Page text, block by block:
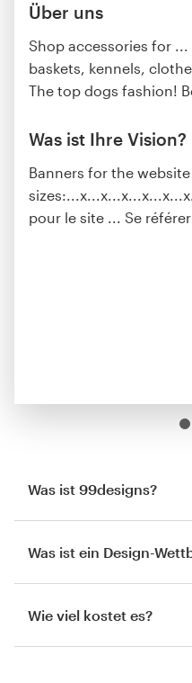
Über uns
Shop accessories for ...
baskets, kennels,
The top dogs fashion!
Was ist Ihre Vision?
Banners for the
pour le site ... Se
Was ist 99designs?
Was ist ein Design-
Wie viel kostet es?